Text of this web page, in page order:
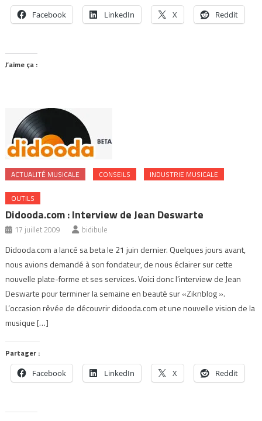
Facebook LinkedIn X Reddit
J’aime ça :
ACTUALITÉ MUSICALE CONSEILS INDUSTRIE MUSICALE
OUTILS
Didooda.com : Interview de Jean Deswarte
17 juillet 2009 bidibule
Didooda.com a lancé sa beta le 21 juin dernier. Quelques jours avant,
nous avions demandé à son fondateur, de nous éclairer sur cette
nouvelle plate-forme et ses services. Voici donc l’interview de Jean
Deswarte pour terminer la semaine en beauté sur «Ziknblog ».
L’occasion rêvée de découvrir didooda.com et une nouvelle vision de la
musique […]
Partager :
Facebook LinkedIn X Reddit